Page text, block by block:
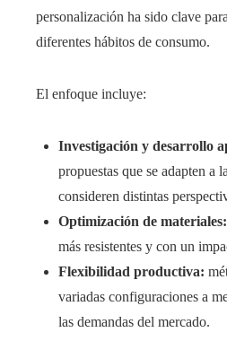
personalización ha sido clave
diferentes hábitos de consumo.
El enfoque incluye:
Investigación y desarrollo
propuestas que se adapten a
consideren distintas
Optimización de materiales:
más resistentes y con un
Flexibilidad productiva:
variadas configuraciones a
las demandas del mercado.